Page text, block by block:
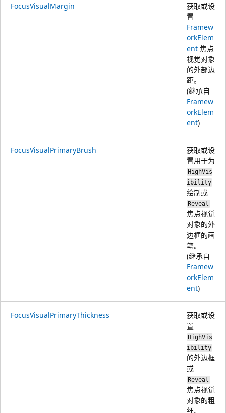
FocusVisualMargin
获取或设
置
Framew
orkElem
ent 焦点
视觉对象
的外部边
距。
(继承自
Framew
orkElem
ent)
FocusVisualPrimaryBrush
获取或设
置用于为
HighVis
ibility
绘制或
Reveal
焦点视觉
对象的外
边框的画
笔。
(继承自
Framew
orkElem
ent)
FocusVisualPrimaryThickness
获取或设
置
HighVis
ibility
的外边框
或
Reveal
焦点视觉
对象的粗
细。